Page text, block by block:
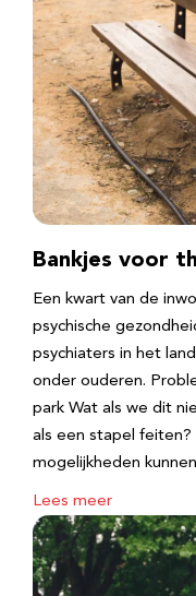
Bankjes voor
Een kwart van de
psychische
psychiaters in het
onder ouderen.
park Wat als we dit
als een stapel
mogelijkheden
Lees meer